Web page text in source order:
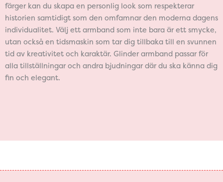
färger kan du skapa en personlig look som respekterar
historien samtidigt som den omfamnar den moderna dagens
individualitet. Välj ett armband som inte bara är ett smycke,
utan också en tidsmaskin som tar dig tillbaka till en svunnen
tid av kreativitet och karaktär. Glinder armband passar för
alla tillställningar och andra bjudningar där du ska känna dig
fin och elegant.